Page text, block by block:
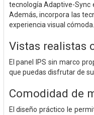
tecnología Adaptive-Sync
Además, incorpora las
experiencia visual cómoda.
Vistas realistas
El panel IPS sin marco
que puedas disfrutar de
Comodidad de
El diseño práctico le